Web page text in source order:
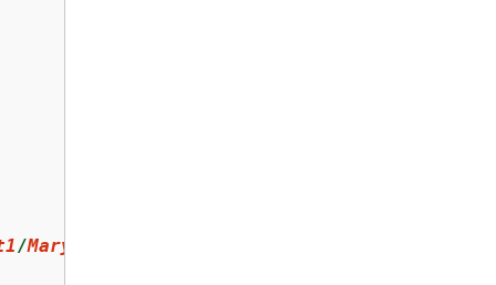
/Mary